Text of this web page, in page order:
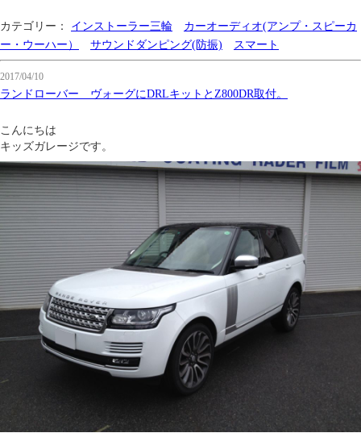
カテゴリー： インストーラー三輪
カーオーディオ(アンプ・スピーカ
ー・ウーハー）
サウンドダンピング(防振) スマート
2017/04/10
ランドローバー ヴォーグにDRLキットとZ800DR取付。
こんにちは
キッズガレージです。